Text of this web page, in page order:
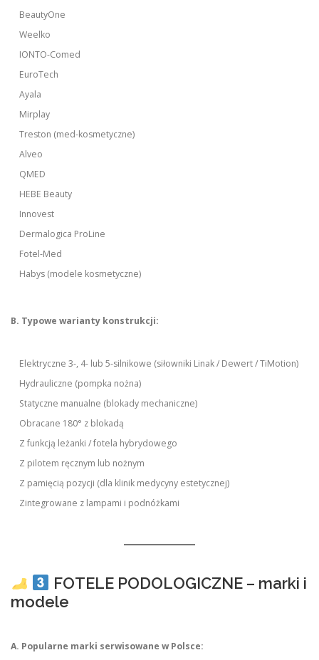
BeautyOne
Weelko
IONTO-Comed
EuroTech
Ayala
Mirplay
Treston (med-kosmetyczne)
Alveo
QMED
HEBE Beauty
Innovest
Dermalogica ProLine
Fotel-Med
Habys (modele kosmetyczne)
B. Typowe warianty konstrukcji:
Elektryczne 3-, 4- lub 5-silnikowe (siłowniki Linak / Dewert / TiMotion)
Hydrauliczne (pompka nożna)
Statyczne manualne (blokady mechaniczne)
Obracane 180° z blokadą
Z funkcją leżanki / fotela hybrydowego
Z pilotem ręcznym lub nożnym
Z pamięcią pozycji (dla klinik medycyny estetycznej)
Zintegrowane z lampami i podnóżkami
FOTELE PODOLOGICZNE – marki i
modele
A. Popularne marki serwisowane w Polsce: